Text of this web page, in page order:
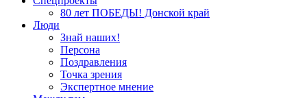
80 лет ПОБЕДЫ! Донской край
Люди
Знай наших!
Персона
Поздравления
Точка зрения
Экспертное мнение